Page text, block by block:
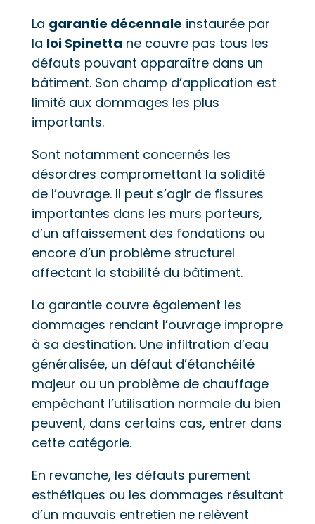
La garantie décennale instaurée par
la loi Spinetta ne couvre pas tous les
défauts pouvant apparaître dans un
bâtiment. Son champ d’application est
limité aux dommages les plus
importants.
Sont notamment concernés les
désordres compromettant la solidité
de l’ouvrage. Il peut s’agir de fissures
importantes dans les murs porteurs,
d’un affaissement des fondations ou
encore d’un problème structurel
affectant la stabilité du bâtiment.
La garantie couvre également les
dommages rendant l’ouvrage impropre
à sa destination. Une infiltration d’eau
généralisée, un défaut d’étanchéité
majeur ou un problème de chauffage
empêchant l’utilisation normale du bien
peuvent, dans certains cas, entrer dans
cette catégorie.
En revanche, les défauts purement
esthétiques ou les dommages résultant
d’un mauvais entretien ne relèvent